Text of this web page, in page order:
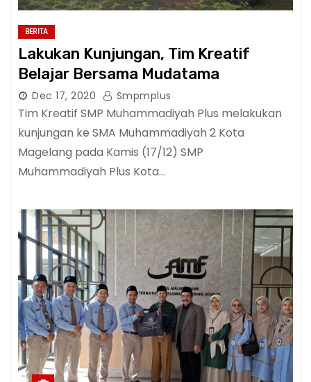
BERITA
Lakukan Kunjungan, Tim Kreatif
Belajar Bersama Mudatama
Dec 17, 2020 Smpmplus
Tim Kreatif SMP Muhammadiyah Plus melakukan
kunjungan ke SMA Muhammadiyah 2 Kota
Magelang pada Kamis (17/12) SMP
Muhammadiyah Plus Kota…